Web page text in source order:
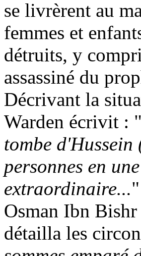
se livrèrent au
femmes et
détruits, y
assassiné du
Décrivant la
Warden écrivit : "
tombe
personnes en
extraordinaire..."
Osman Ibn Bishr
détailla les